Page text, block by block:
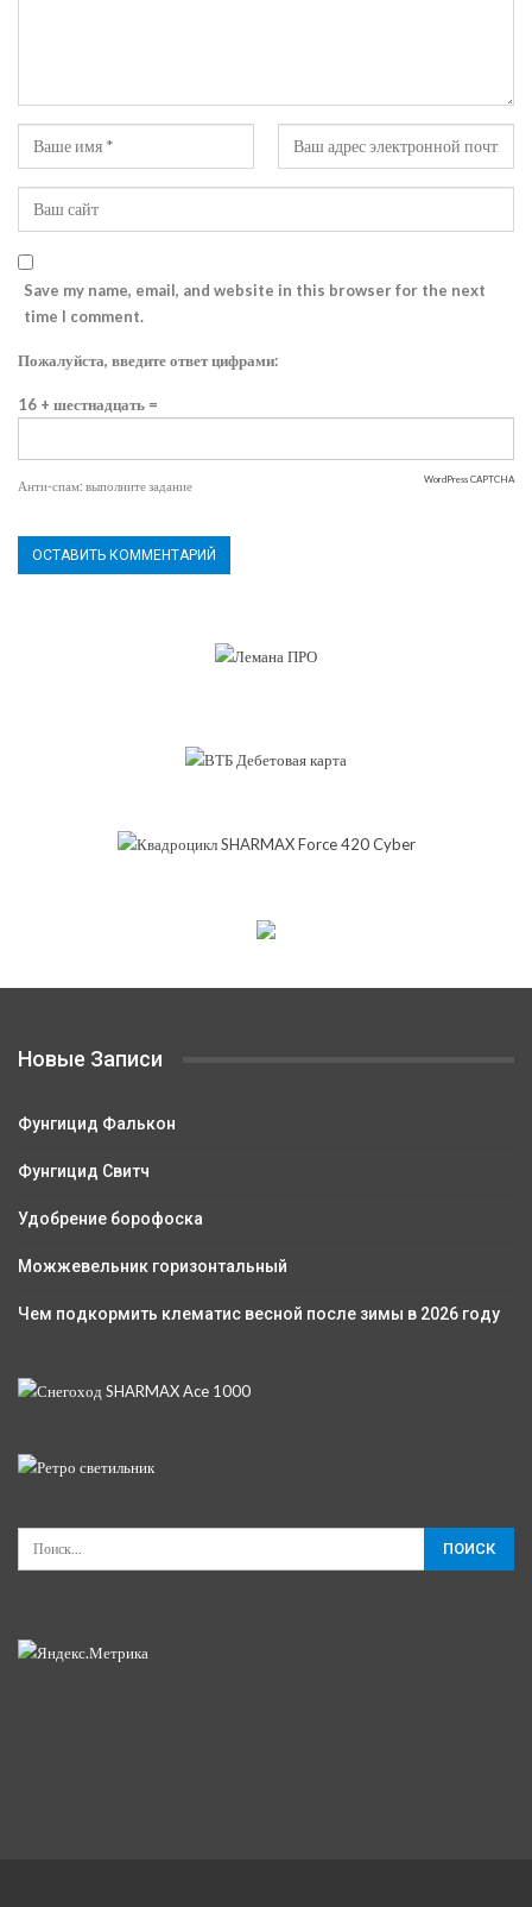
Save my name, email, and website in this browser for the next
time I comment.
Пожалуйста, введите ответ цифрами:
16 + шестнадцать =
Анти-спам: выполните задание WordPress CAPTCHA
Новые Записи
Фунгицид Фалькон
Фунгицид Свитч
Удобрение борофоска
Можжевельник горизонтальный
Чем подкормить клематис весной после зимы в 2026 году